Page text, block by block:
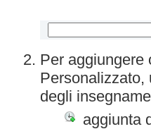
Per aggiungere
Personalizzato,
degli
aggiunta